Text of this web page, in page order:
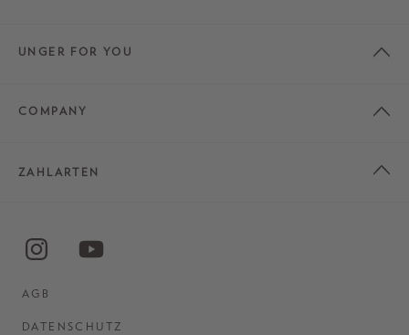
UNGER FOR YOU
COMPANY
ZAHLARTEN
AGB
DATENSCHUTZ